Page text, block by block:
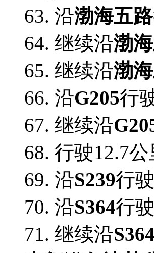
63. 沿渤海五路
64. 继续沿渤
65. 继续沿渤
66. 沿G205行
67. 继续沿
68. 行驶12.7公
69. 沿S239行
70. 沿S364行
71. 继续沿S364